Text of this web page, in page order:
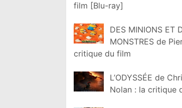
film [Blu-ray]
DES MINIONS ET
MONSTRES de
critique du film
L’ODYSSÉE de
Nolan : la critique